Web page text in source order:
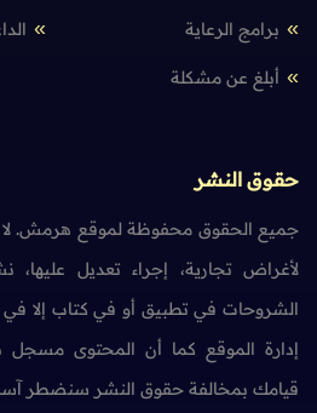
برامج الرعاية
أبلغ عن مشكلة
حقوق النشر
جميع الحقوق محفوظة لموقع هرمش.
لأغراض تجارية، إجراء تعديل
الشروحات في تطبيق أو في كتاب إلا
قيامك بمخالفة حقوق النشر سنضطر آسفين